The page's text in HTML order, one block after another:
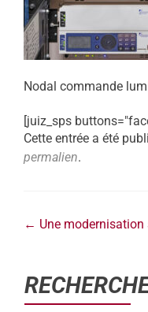
Nodal commande
[juiz_sps
Cette entrée a été
permalien.
← Une modernisation